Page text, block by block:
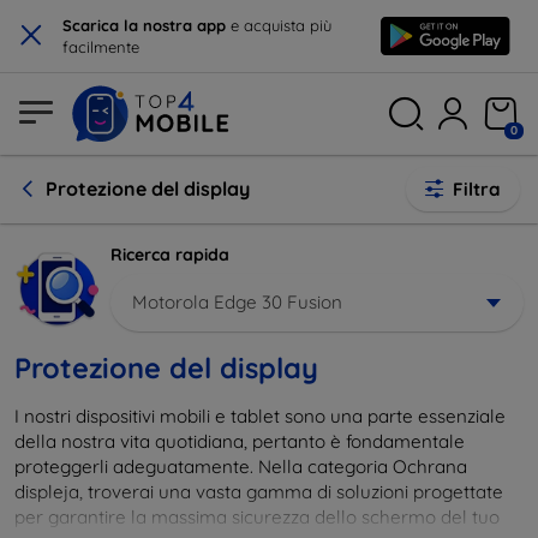
× Scarica la nostra app e acquista più
facilmente
0
Protezione del display Filtra
Ricerca rapida
Motorola Edge 30 Fusion
Protezione del display
I nostri dispositivi mobili e tablet sono una parte essenziale
della nostra vita quotidiana, pertanto è fondamentale
proteggerli adeguatamente. Nella categoria Ochrana
displeja, troverai una vasta gamma di soluzioni progettate
per garantire la massima sicurezza dello schermo del tuo